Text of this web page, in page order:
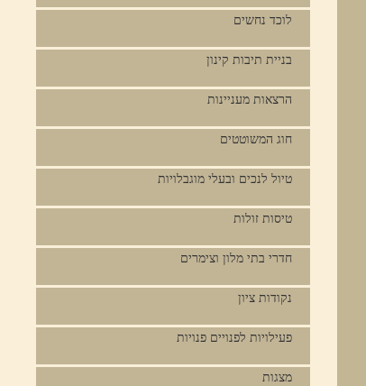
לוכד נחשים
בניית תיבות קינון
הרצאות מעניינות
חוג המשוטטים
טיול לנכים ובעלי מוגבלויות
טיסות זולות
חדרי בתי מלון וצימרים
נקודות ציון
פעילויות לפנויים פנויות
מצגות